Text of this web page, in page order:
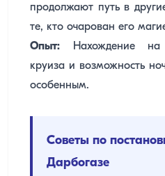
продолжают путь в
те, кто очарован его
Опыт: Нахождение на
круиза и возможность
особенным.
Советы по
Дарбогазе